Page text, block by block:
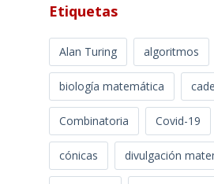
Etiquetas
Alan Turing algoritmos
biología matemática
Combinatoria Covid-19
cónicas divulgación